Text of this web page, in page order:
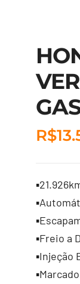
R$
▪️Freio a
▪️Injeção